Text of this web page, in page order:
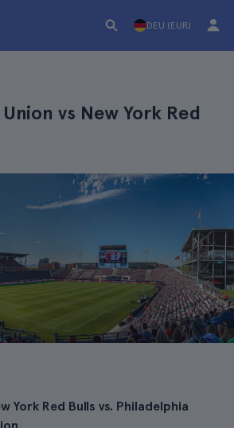
DEU (EUR)
vs New York Red
York Red Bulls vs. Philadelphia